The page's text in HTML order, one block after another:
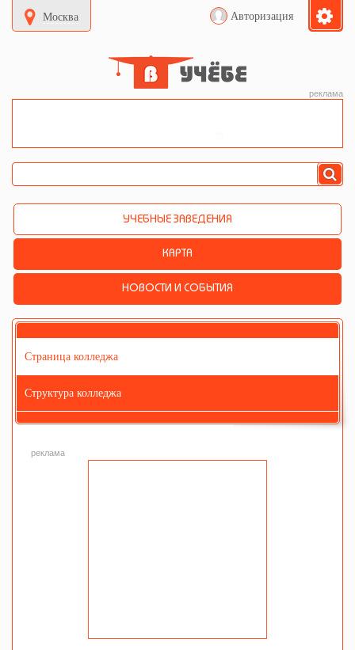
Москва Авторизация
реклама
УЧЕБНЫЕ ЗАВЕДЕНИЯ
КАРТА
НОВОСТИ И СОБЫТИЯ
Страница колледжа
Структура колледжа
реклама